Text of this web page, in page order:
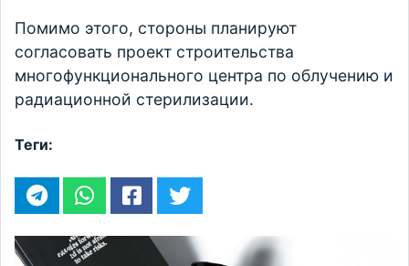
Помимо этого, стороны планируют
согласовать проект строительства
многофункционального центра по облучению и
радиационной стерилизации.
Теги: